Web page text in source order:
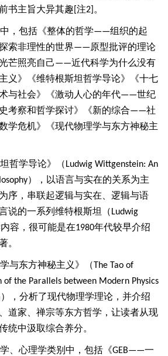
书主旨大异其趣 注2] 。
，包括《整体的哲学——组织的起
索非理性的世界——原型批评的理论
芒照亮自己——近代科学为什么没有
义》《维特根斯坦哲学导论》《十七
与社会》《激动人心的年代——世纪
考察和哲学探讨》《新的综合——社
学危机》《现代物理学与东方神秘主
哲学导论》（ Ludwig Wittgenstein: An
），以语言与实在的关系为主
序，串联起逻辑与实在、逻辑与语
说的一系列维特根斯坦（ Ludwig
容，很可能是在1980年代较早介绍
。
与东方神秘主义》（The Tao of
of the Parallels between Modern Physics
），分析了现代物理学理论，并介绍
道家、禅宗等东方哲学，让读者从现
统中汲取综合养分。
、心理学类别中，包括《GEB——一